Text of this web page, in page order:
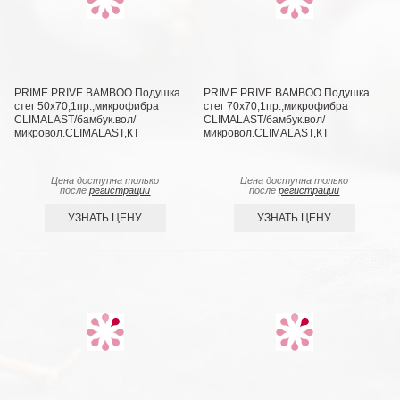
PRIME PRIVE BAMBOO Подушка
стег 50х70,1пр.,микрофибра
CLIMALAST/бамбук.вол/
микровол.CLIMALAST,КТ
Цена доступна только
послерегистрации
УЗНАТЬ ЦЕНУ
PRIME PRIVE BAMBOO Подушка
стег 70х70,1пр.,микрофибра
CLIMALAST/бамбук.вол/
микровол.CLIMALAST,КТ
Цена доступна только
послерегистрации
УЗНАТЬ ЦЕНУ